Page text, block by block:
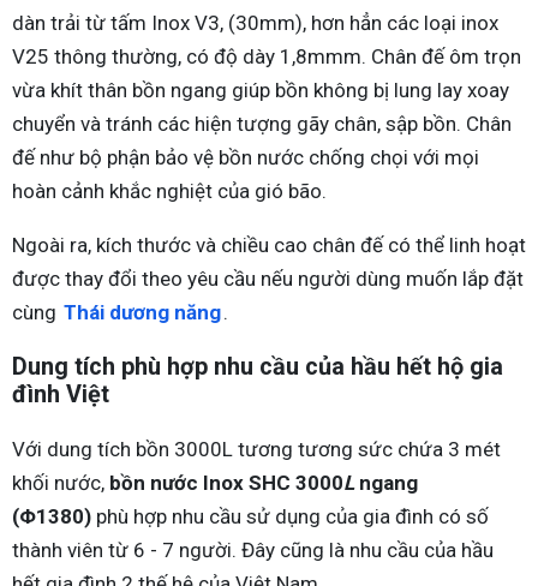
dàn trải từ tấm Inox V3, (30mm), hơn hẳn các loại inox
V25 thông thường, có độ dày 1,8mmm. Chân đế ôm trọn
vừa khít thân bồn ngang giúp bồn không bị lung lay xoay
chuyển và tránh các hiện tượng gãy chân, sập bồn. Chân
đế như bộ phận bảo vệ bồn nước chống chọi với mọi
hoàn cảnh khắc nghiệt của gió bão.
Ngoài ra, kích thước và chiều cao chân đế có thể linh hoạt
được thay đổi theo yêu cầu nếu người dùng muốn lắp đặt
cùng Thái dương năng.
Dung tích phù hợp nhu cầu của hầu hết hộ gia
đình Việt
Với dung tích bồn 3000L tương tương sức chứa 3 mét
khối nước, bồn nước Inox SHC 3000Lngang
(Φ1380) phù hợp nhu cầu sử dụng của gia đình có số
thành viên từ 6 - 7 người. Đây cũng là nhu cầu của hầu